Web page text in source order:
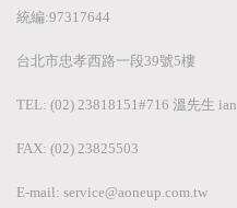
統編:97317644
台北市忠孝西路一段39號5樓
TEL: (02) 23818151#716 溫先生 ian
FAX: (02) 23825503
E-mail: service@aoneup.com.tw